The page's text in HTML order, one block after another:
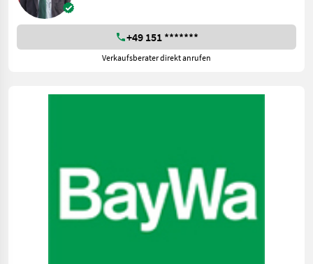
+49 151 *******
Verkaufsberater direkt anrufen